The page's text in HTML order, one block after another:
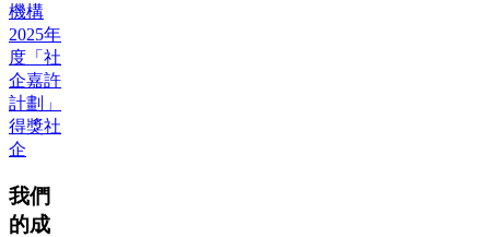
機構
2025年
度「社
企嘉許
計劃」
得獎社
企
我們
的成